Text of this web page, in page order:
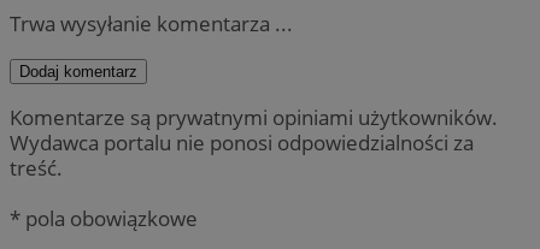
Trwa wysyłanie komentarza ...
Dodaj komentarz
Komentarze są prywatnymi opiniami użytkowników.
Wydawca portalu nie ponosi odpowiedzialności za
treść.
* pola obowiązkowe